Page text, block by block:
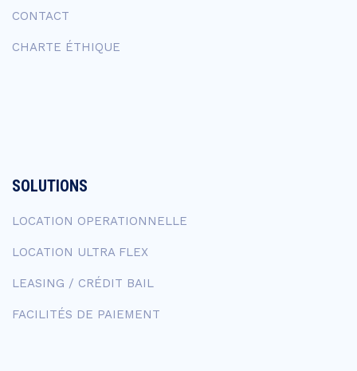
CONTACT
CHARTE ÉTHIQUE
SOLUTIONS
LOCATION OPERATIONNELLE
LOCATION ULTRA FLEX
LEASING / CRÉDIT BAIL
FACILITÉS DE PAIEMENT